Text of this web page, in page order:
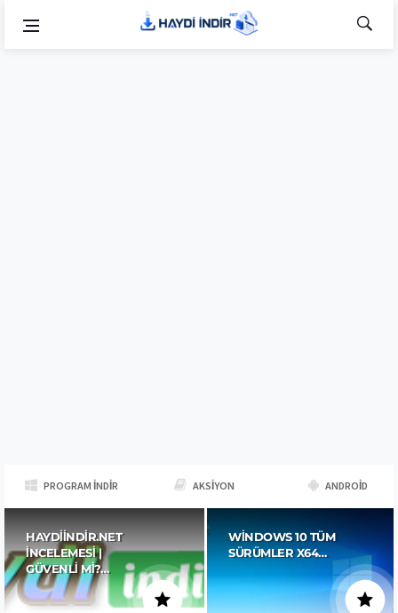
PROGRAM İNDIR AKSIYON ANDROID
HAYDIINDIR.NET
İNCELEMESI |
GÜVENLI MI?…
WINDOWS 10 TÜM
SÜRÜMLER X64…